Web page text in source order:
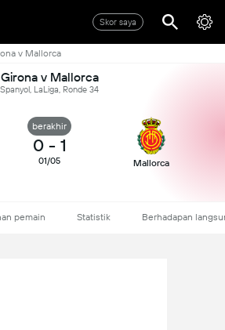
Skor saya
v Mallorca
Girona v Mallorca
Spanyol, LaLiga, Ronde 34
berakhir
0 - 1
01/05 Mallorca
pemain Statistik Berhadapan